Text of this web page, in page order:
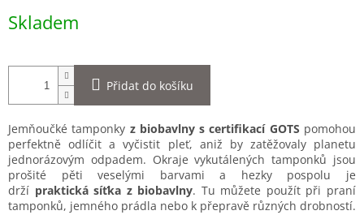
cena:
Skladem
Přidat do košíku
Jemňoučké tamponky z biobavlny s certifikací GOTS pomohou
perfektně odlíčit a vyčistit pleť, aniž by zatěžovaly planetu
jednorázovým odpadem. Okraje vykutálených tamponků jsou
prošité pěti veselými barvami a hezky pospolu je
drží praktická síťka z biobavlny. Tu můžete použít při praní
tamponků, jemného prádla nebo k přepravě různých drobností.